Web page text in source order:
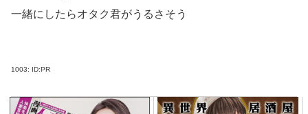
一緒にしたらオタク君がうるさそう
1003: ID:PR